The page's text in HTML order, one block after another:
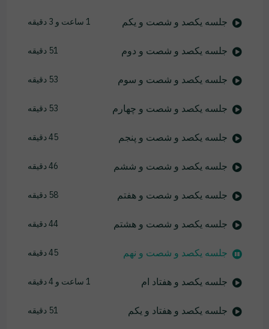
جلسه یکصد و شصت و یکم 1 ساعت و 3 دقیقه
جلسه یکصد و شصت و دوم 51 دقیقه
جلسه یکصد و شصت و سوم 53 دقیقه
جلسه یکصد و شصت و چهارم 53 دقیقه
جلسه یکصد و شصت و پنجم 45 دقیقه
جلسه یکصد و شصت و ششم 46 دقیقه
جلسه یکصد و شصت و هفتم 58 دقیقه
جلسه یکصد و شصت و هشتم 44 دقیقه
جلسه یکصد و شصت و نهم 45 دقیقه
جلسه یکصد و هفتاد ام 1 ساعت و 4 دقیقه
جلسه یکصد و هفتاد و یکم 51 دقیقه